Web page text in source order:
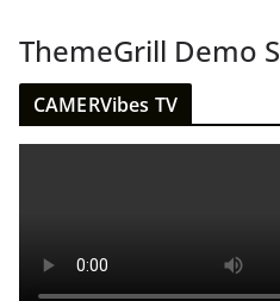
ThemeGrill Demo
CAMERVibes TV